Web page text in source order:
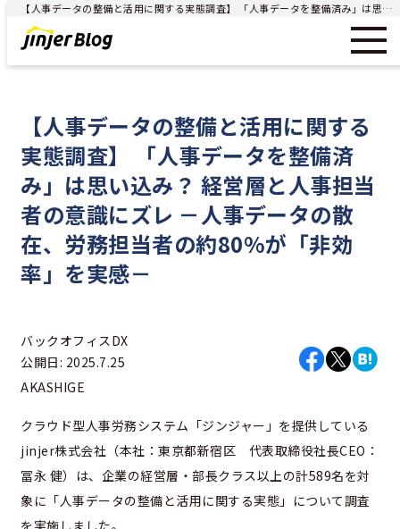
【人事データの整備と活用に関する実態調査】 「人事データを整備済み」は思い込み？ 経営層と人事担当者の意識にズレ －人事データの散在、労務担当者の約80%が「非効率」を実感－ - ジンジャー（jinjer）｜統合型人事システム
【人事データの整備と活用に関する
実態調査】 「人事データを整備済
み」は思い込み？ 経営層と人事担当
者の意識にズレ －人事データの散
在、労務担当者の約80%が「非効
率」を実感－
バックオフィスDX
公開日: 2025.7.25
AKASHIGE
クラウド型人事労務システム「ジンジャー」を提供している
jinjer株式会社（本社：東京都新宿区 代表取締役社長CEO：
冨永 健）は、企業の経営層・部長クラス以上の計589名を対
象に「人事データの整備と活用に関する実態」について調査
を実施しました。